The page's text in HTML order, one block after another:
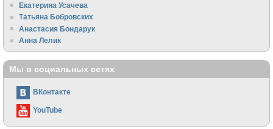
Екатерина Усачева
Татьяна Бобровских
Анастасия Бондарук
Анна Лелик
Мы в социальных сетях
ВКонтакте
YouTube